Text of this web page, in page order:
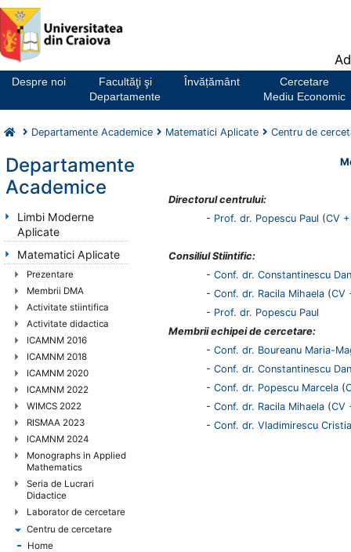
Notă:
Acest
website
un
sistem
accesibilitate.
Despre noi
Facultăţi şi
Departamente
Învățământ
Cercetare
Mediu Economic
Departamente Academice Matematici Aplicate Centru de
Departamente
Academice
Limbi Moderne
Aplicate
Matematici Aplicate
Prezentare
Membrii DMA
Activitate stiintifica
Activitate didactica
ICAMNM 2016
ICAMNM 2018
ICAMNM 2020
ICAMNM 2022
WIMCS 2022
RISMAA 2023
ICAMNM 2024
Monographs in Applied
Mathematics
Seria de Lucrari
Didactice
Laborator de cercetare
Centru de cercetare
Home
Directorul centrului:
- Prof. dr. Popescu Paul (CV
Consiliul Stiintific:
- Conf. dr. Constantinescu
- Conf. dr. Racila Mihaela (CV
- Prof. dr. Popescu Paul
Membrii echipei de cercetare:
- Conf. dr. Boureanu Maria-
- Conf. dr. Constantinescu
- Conf. dr. Popescu Marcela (
- Conf. dr. Racila Mihaela (CV
- Conf. dr. Vladimirescu